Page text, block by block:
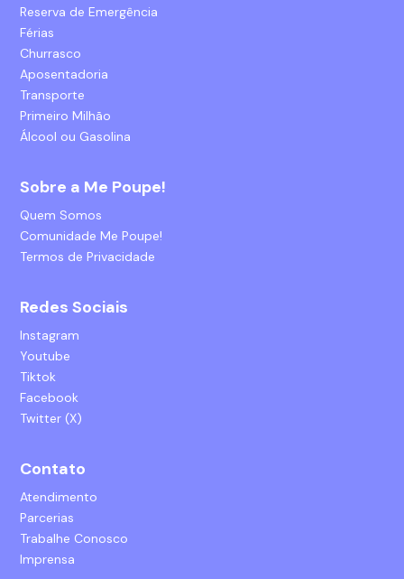
Reserva de Emergência
Férias
Churrasco
Aposentadoria
Transporte
Primeiro Milhão
Álcool ou Gasolina
Sobre a Me Poupe!
Quem Somos
Comunidade Me Poupe!
Termos de Privacidade
Redes Sociais
Instagram
Youtube
Tiktok
Facebook
Twitter (X)
Contato
Atendimento
Parcerias
Trabalhe Conosco
Imprensa